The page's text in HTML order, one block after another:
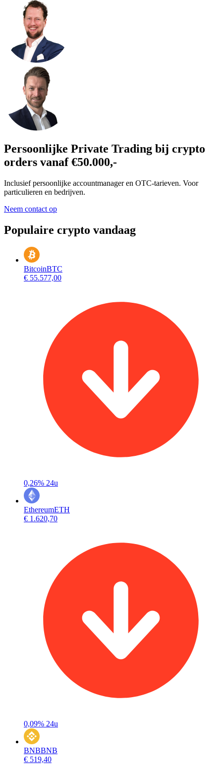
Persoonlijke Private Trading bij crypto
orders vanaf €50.000,-
Inclusief persoonlijke accountmanager en OTC-tarieven. Voor
particulieren en bedrijven.
Neem contact op
Populaire crypto vandaag
BitcoinBTC
€ 55.577,00
0,26% 24u
EthereumETH
€ 1.620,70
0,09% 24u
BNBBNB
€ 519,40